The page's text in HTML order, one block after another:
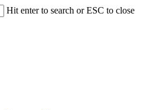
Hit enter to search or ESC to close